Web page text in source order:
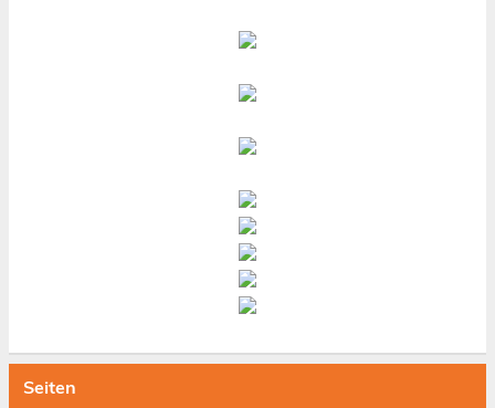
Seiten